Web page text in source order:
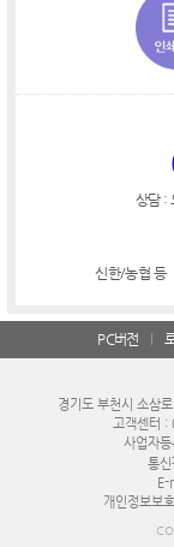
상담 :
신한/농협 등
PC버전
경기도 부천시 소삼
고객센터
사업자
통
개인정보보